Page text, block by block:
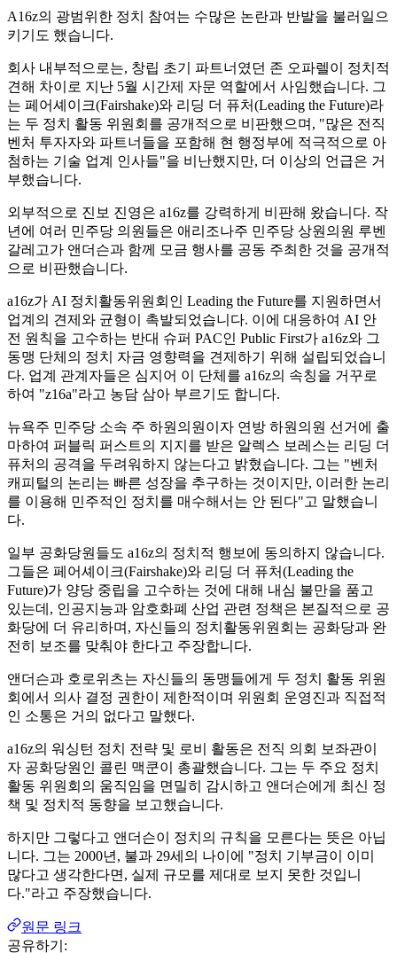
A16z의 광범위한 정치 참여는 수많은 논란과 반발을 불러일으
키기도 했습니다.
회사 내부적으로는, 창립 초기 파트너였던 존 오파렐이 정치적
견해 차이로 지난 5월 시간제 자문 역할에서 사임했습니다. 그
는 페어셰이크(Fairshake)와 리딩 더 퓨처(Leading the Future)라
는 두 정치 활동 위원회를 공개적으로 비판했으며, "많은 전직
벤처 투자자와 파트너들을 포함해 현 행정부에 적극적으로 아
첨하는 기술 업계 인사들"을 비난했지만, 더 이상의 언급은 거
부했습니다.
외부적으로 진보 진영은 a16z를 강력하게 비판해 왔습니다. 작
년에 여러 민주당 의원들은 애리조나주 민주당 상원의원 루벤
갈레고가 앤더슨과 함께 모금 행사를 공동 주최한 것을 공개적
으로 비판했습니다.
a16z가 AI 정치활동위원회인 Leading the Future를 지원하면서
업계의 견제와 균형이 촉발되었습니다. 이에 대응하여 AI 안
전 원칙을 고수하는 반대 슈퍼 PAC인 Public First가 a16z와 그
동맹 단체의 정치 자금 영향력을 견제하기 위해 설립되었습니
다. 업계 관계자들은 심지어 이 단체를 a16z의 속칭을 거꾸로
하여 "z16a"라고 농담 삼아 부르기도 합니다.
뉴욕주 민주당 소속 주 하원의원이자 연방 하원의원 선거에 출
마하여 퍼블릭 퍼스트의 지지를 받은 알렉스 보레스는 리딩 더
퓨처의 공격을 두려워하지 않는다고 밝혔습니다. 그는 "벤처
캐피털의 논리는 빠른 성장을 추구하는 것이지만, 이러한 논리
를 이용해 민주적인 정치를 매수해서는 안 된다"고 말했습니
다.
일부 공화당원들도 a16z의 정치적 행보에 동의하지 않습니다.
그들은 페어셰이크(Fairshake)와 리딩 더 퓨처(Leading the
Future)가 양당 중립을 고수하는 것에 대해 내심 불만을 품고
있는데, 인공지능과 암호화폐 산업 관련 정책은 본질적으로 공
화당에 더 유리하며, 자신들의 정치활동위원회는 공화당과 완
전히 보조를 맞춰야 한다고 주장합니다.
앤더슨과 호로위츠는 자신들의 동맹들에게 두 정치 활동 위원
회에서 의사 결정 권한이 제한적이며 위원회 운영진과 직접적
인 소통은 거의 없다고 말했다.
a16z의 워싱턴 정치 전략 및 로비 활동은 전직 의회 보좌관이
자 공화당원인 콜린 맥쿤이 총괄했습니다. 그는 두 주요 정치
활동 위원회의 움직임을 면밀히 감시하고 앤더슨에게 최신 정
책 및 정치적 동향을 보고했습니다.
하지만 그렇다고 앤더슨이 정치의 규칙을 모른다는 뜻은 아닙
니다. 그는 2000년, 불과 29세의 나이에 "정치 기부금이 이미
많다고 생각한다면, 실제 규모를 제대로 보지 못한 것입니
다."라고 주장했습니다.
원문 링크
공유하기: